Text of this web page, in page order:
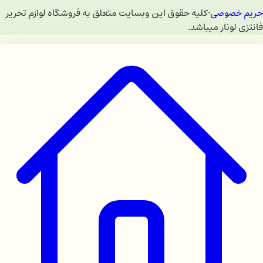
حریم خصوصی·کلیه حقوق این وبسایت متعلق به فروشگاه لوازم تحریر
فانتزی لونار میباشد.